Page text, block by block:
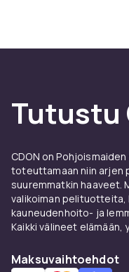
puhelin
puhelimeesi?
valikoiman
puhelimelle,
kompaktissa
pienin 5G-puhelin
laturia tai muita
Tutustu
CDON on
toteuttamaan niin arjen
suuremmatkin haaveet.
valikoiman pelituotteita,
kauneudenhoito- ja
Kaikki välineet elämään,
Maksuvaihtoehdot